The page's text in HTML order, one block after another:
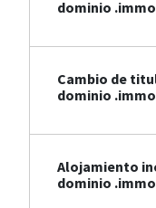
dominio .immo
Cambio de
dominio .immo
Alojamiento
dominio .immo